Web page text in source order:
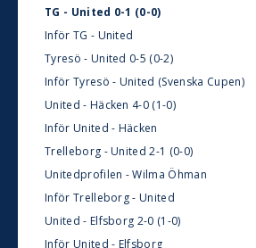
TG - United 0-1 (0-0)
Inför TG - United
Tyresö - United 0-5 (0-2)
Inför Tyresö - United (Svenska Cupen)
United - Häcken 4-0 (1-0)
Inför United - Häcken
Trelleborg - United 2-1 (0-0)
Unitedprofilen - Wilma Öhman
Inför Trelleborg - United
United - Elfsborg 2-0 (1-0)
Inför United - Elfsborg